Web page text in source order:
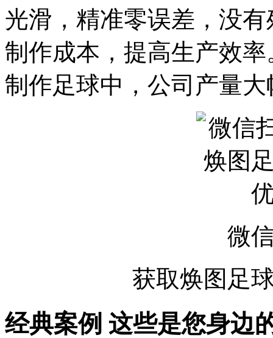
光滑，精准零误差，没
制作成本，提高生产效
制作足球中，公司产量
微
获取焕图足
经典案例 这些是您身边